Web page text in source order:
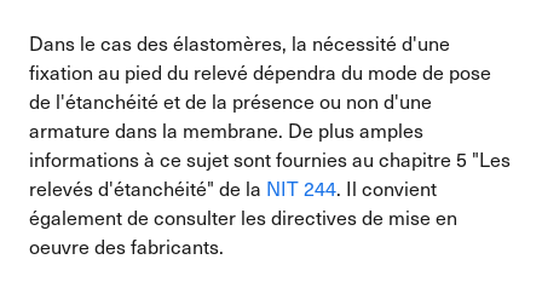
Dans le cas des élastomères, la nécessité d'une
fixation au pied du relevé dépendra du mode de pose
de l'étanchéité et de la présence ou non d'une
armature dans la membrane. De plus amples
informations à ce sujet sont fournies au chapitre 5 "Les
relevés d'étanchéité" de la NIT 244. Il convient
également de consulter les directives de mise en
oeuvre des fabricants.